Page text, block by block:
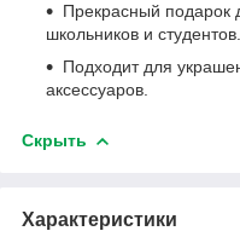
Прекрасный подарок
школьников и студентов.
Подходит для
аксессуаров.
Скрыть
Характеристики